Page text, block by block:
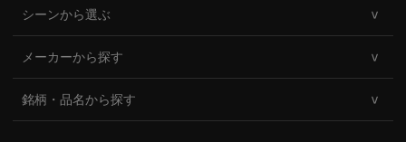
シーンから選ぶ
メーカーから探す
銘柄・品名から探す